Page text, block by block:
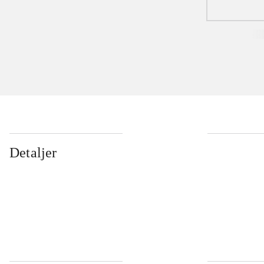
Detaljer